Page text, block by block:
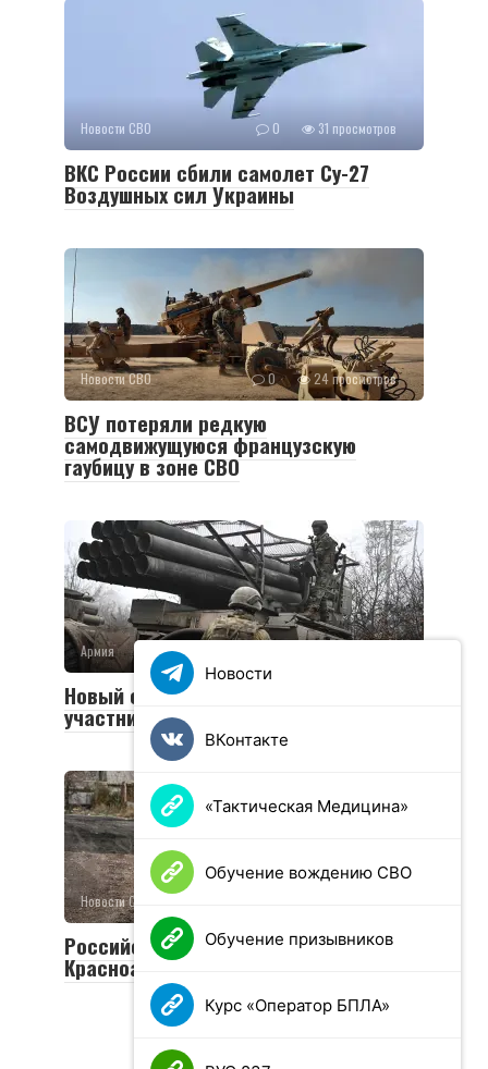
Новости СВО 0 31 просмотров
ВКС России сбили самолет Су-27
Воздушных сил Украины
Новости СВО 0 24 просмотров
ВСУ потеряли редкую
самодвижущуюся французскую
гаубицу в зоне СВО
Армия
Новый социальный контракт для
участников СВО
Новости СВО
Российская армия освободила
Красноармейск и Волчанск
Новости
ВКонтакте
«Тактическая Медицина»
Обучение вождению СВО
Обучение призывников
Курс «Оператор БПЛА»